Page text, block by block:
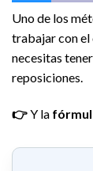
Uno de los
trabajar con
necesitas
reposiciones.
👉Y la